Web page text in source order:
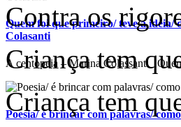
Quem foi que primeiro/ teve a ideia/
Colasanti
A centopeia – Marina Colassanti
Poesia/ é brincar com palavras/
Contra os
Criança tem
Criança tem